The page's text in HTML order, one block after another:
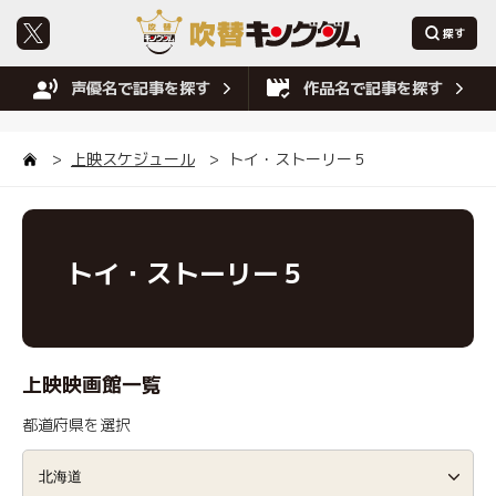
声優名で記事を探す 作品名で記事を探す
上映スケジュール トイ・ストーリー５
トイ・ストーリー５
上映映画館一覧
都道府県を選択